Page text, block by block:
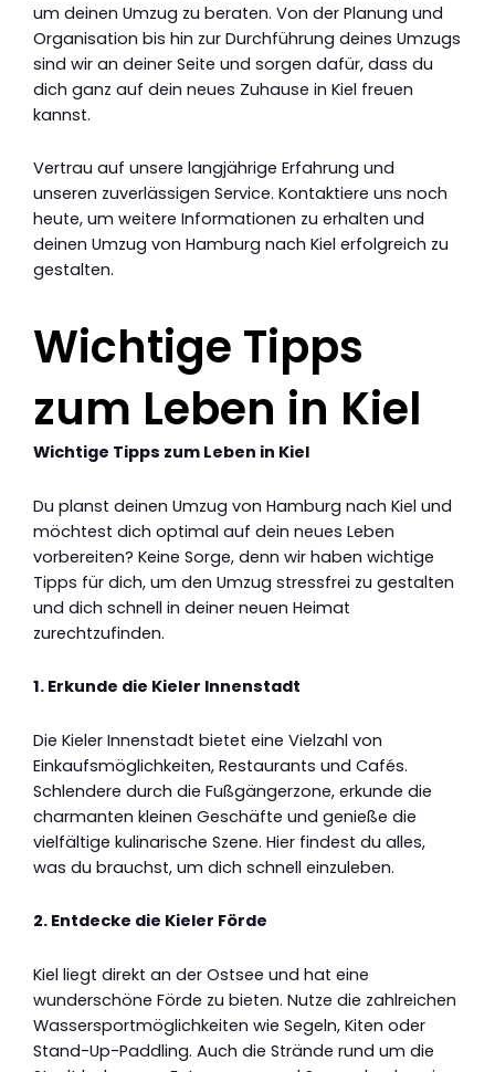
um deinen Umzug zu beraten. Von der Planung und
Organisation bis hin zur Durchführung deines Umzugs
sind wir an deiner Seite und sorgen dafür, dass du
dich ganz auf dein neues Zuhause in Kiel freuen
kannst.
Vertrau auf unsere langjährige Erfahrung und
unseren zuverlässigen Service. Kontaktiere uns noch
heute, um weitere Informationen zu erhalten und
deinen Umzug von Hamburg nach Kiel erfolgreich zu
gestalten.
Wichtige Tipps
zum Leben in Kiel
Wichtige Tipps zum Leben in Kiel
Du planst deinen Umzug von Hamburg nach Kiel und
möchtest dich optimal auf dein neues Leben
vorbereiten? Keine Sorge, denn wir haben wichtige
Tipps für dich, um den Umzug stressfrei zu gestalten
und dich schnell in deiner neuen Heimat
zurechtzufinden.
1. Erkunde die Kieler Innenstadt
Die Kieler Innenstadt bietet eine Vielzahl von
Einkaufsmöglichkeiten, Restaurants und Cafés.
Schlendere durch die Fußgängerzone, erkunde die
charmanten kleinen Geschäfte und genieße die
vielfältige kulinarische Szene. Hier findest du alles,
was du brauchst, um dich schnell einzuleben.
2. Entdecke die Kieler Förde
Kiel liegt direkt an der Ostsee und hat eine
wunderschöne Förde zu bieten. Nutze die zahlreichen
Wassersportmöglichkeiten wie Segeln, Kiten oder
Stand-Up-Paddling. Auch die Strände rund um die